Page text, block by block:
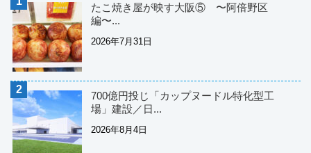
たこ焼き屋が映す大阪⑤ 〜阿倍野区
編〜...
2026年7月31日
700億円投じ「カップヌードル特化型工
場」建設／日...
2026年8月4日